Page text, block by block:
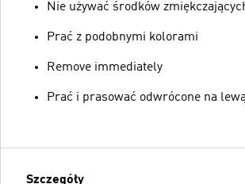
Nie używać środków
Prać z podobnymi kolorami
Remove immediately
Prać i prasować odwrócone na
Szczegóły